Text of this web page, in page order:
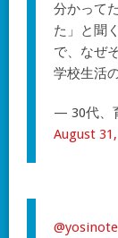
分かって
た」と聞
で、なぜ
学校生活
— 30代、
August